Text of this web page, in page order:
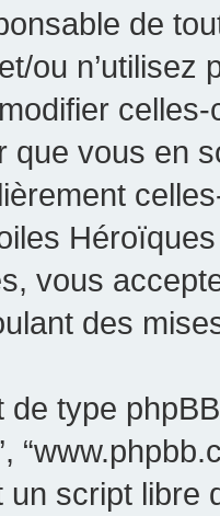
de
ou n’utilisez
que vous en
vous
des
type phpBB
un script